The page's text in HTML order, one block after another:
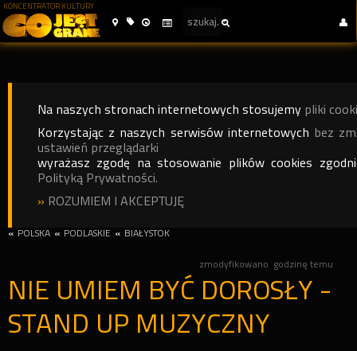
KONCENTRATOR KULTURY
Na naszych stronach internetowych stosujemy pliki
Korzystając z naszych serwisów internetowych bez
ustawień przeglądarki
wyrażasz zgodę na stosowanie plików cookies
Polityką Prywatności.
» ROZUMIEM I AKCEPTUJĘ
« POLSKA « PODLASKIE « BIAŁYSTOK
zmodyfikowano godzinę temu
NIE UMIEM BYĆ DOROSŁY -
STAND UP MUZYCZNY